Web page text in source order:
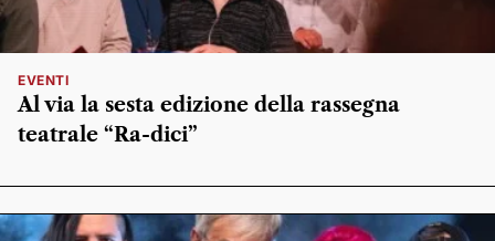
EVENTI
Al via la sesta edizione della rassegna
teatrale “Ra-dici”